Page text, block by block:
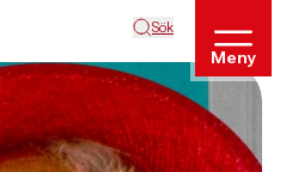
Sök
Meny